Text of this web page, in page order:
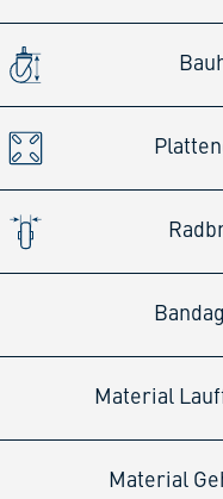
Material
Material